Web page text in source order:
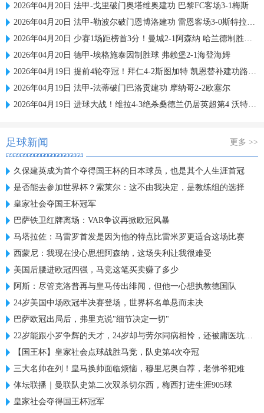
2026年04月20日 法甲-戈里破门奥塔维奥建功 巴黎FC客场3-1梅斯
2026年04月20日 法甲-勒波尔破门恩博洛建功 雷恩客场3-0斯特拉斯堡
2026年04月20日 少赛1场距榜首3分！曼城2-1阿森纳 哈兰德制胜谢尔基哈弗茨破门
2026年04月20日 德甲-埃格施泰因制胜球 弗赖堡2-1海登海姆
2026年04月19日 提前4轮夺冠！拜仁4-2斯图加特 凯恩替补建功路易斯·迪亚斯2助
2026年04月19日 法甲-法蒂破门巴洛贡建功 摩纳哥2-2欧塞尔
2026年04月19日 进球大战！维拉4-3绝杀桑德兰仍居英超第4 沃特金斯双响鸭脖绝杀
足球新闻 更多 >>
久保建英成为首个夺得国王杯的日本球员，也是其个人生涯首冠
是否能去参加世界杯？索莱尔：这不由我决定，是教练组的选择
皇家社会夺国王杯冠军
巴萨铁卫红牌离场：VAR争议再掀欧冠风暴
马塔拉佐：马雷罗首发是因为他的特点比雷米罗更适合这场比赛
西蒙尼：我现在没心思想阿森纳，这场失利让我很难受
美国后腰进欧冠四强，马竞这笔买卖赚了多少
阿斯：尽管克洛普再与皇马传出绯闻，但他一心想执教德国队
24岁美国中场欧冠半决赛登场，世界杯名单悬而未决
巴萨欧冠出局后，弗里克说"细节决定一切"
22岁能跟小罗争辉的天才，24岁却与劳尔同病相怜，还被庸医坑惨了
【国王杯】皇家社会点球战胜马竞，队史第4次夺冠
三大名帅在列！皇马换帅面临烦恼，穆里尼奥自荐，老佛爷犯难
体坛联播｜曼联队史第二次双杀切尔西，梅西打进生涯905球
皇家社会夺得国王杯冠军